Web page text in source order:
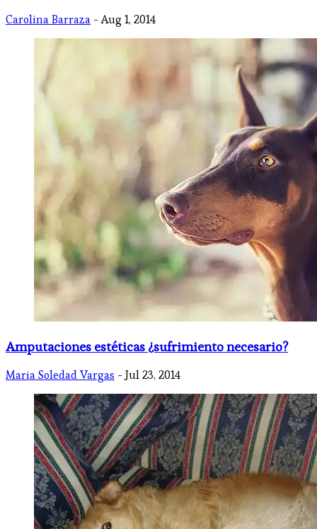
Carolina Barraza - Aug 1, 2014
Amputaciones estéticas ¿sufrimiento necesario?
Maria Soledad Vargas - Jul 23, 2014